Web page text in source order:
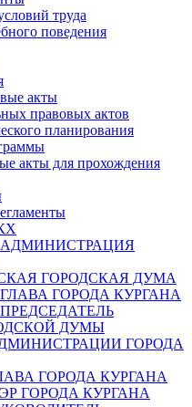
труда
поведения
акты
правовых актов
планирования
акты для прохождения
ГОРОДСКАЯ ДУМА
ГОРОДА КУРГАНА
ДУМЫ
ГОРОДА
ГОРОДА КУРГАНА
ГОРОДА КУРГАНА